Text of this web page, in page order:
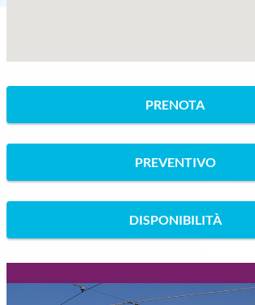
PRENOTA
PREVENTIVO
DISPONIBILITÀ